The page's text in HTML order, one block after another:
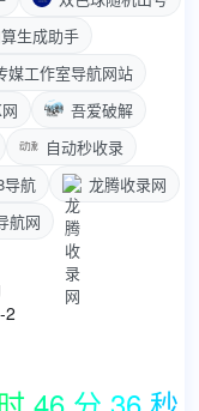
生成助手
媒工作室导航网站
吾爱破解
自动秒收录
导航
龙腾收录网
航网
2